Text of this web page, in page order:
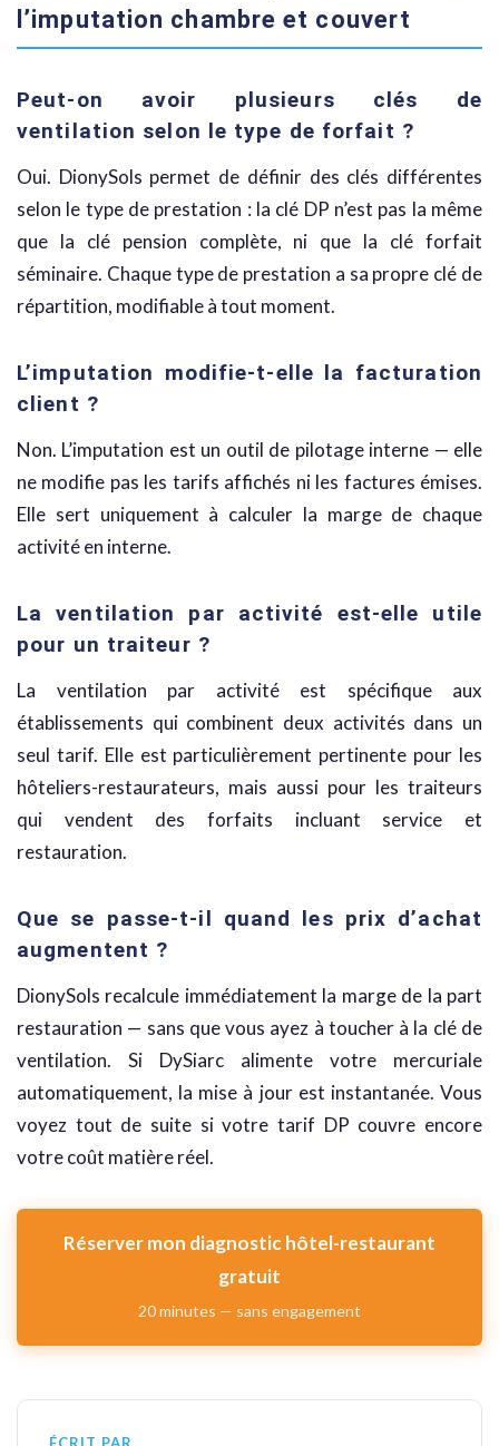
l’imputation chambre et couvert
Peut-on avoir plusieurs clés de
ventilation selon le type de forfait ?
Oui. DionySols permet de définir des clés différentes
selon le type de prestation : la clé DP n’est pas la même
que la clé pension complète, ni que la clé forfait
séminaire. Chaque type de prestation a sa propre clé de
répartition, modifiable à tout moment.
L’imputation modifie-t-elle la facturation
client ?
Non. L’imputation est un outil de pilotage interne — elle
ne modifie pas les tarifs affichés ni les factures émises.
Elle sert uniquement à calculer la marge de chaque
activité en interne.
La ventilation par activité est-elle utile
pour un traiteur ?
La ventilation par activité est spécifique aux
établissements qui combinent deux activités dans un
seul tarif. Elle est particulièrement pertinente pour les
hôteliers-restaurateurs, mais aussi pour les traiteurs
qui vendent des forfaits incluant service et
restauration.
Que se passe-t-il quand les prix d’achat
augmentent ?
DionySols recalcule immédiatement la marge de la part
restauration — sans que vous ayez à toucher à la clé de
ventilation. Si DySiarc alimente votre mercuriale
automatiquement, la mise à jour est instantanée. Vous
voyez tout de suite si votre tarif DP couvre encore
votre coût matière réel.
Réserver mon diagnostic hôtel-restaurant
gratuit
20 minutes — sans engagement